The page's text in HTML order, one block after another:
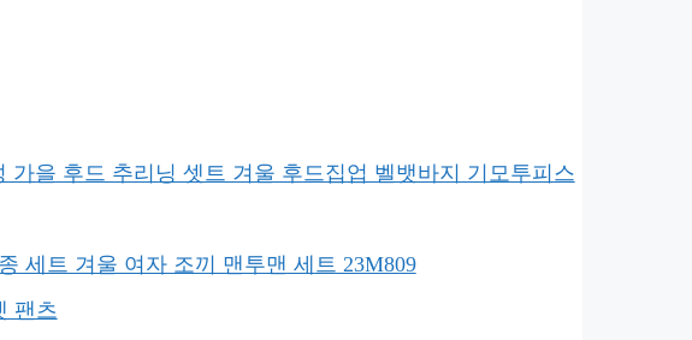
가을 후드 추리닝 셋트 겨울 후드집업 벨뱃바지 기모투피스
세트 겨울 여자 조끼 맨투맨 세트 23M809
팬츠